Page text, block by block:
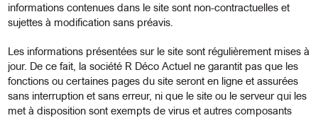
informations contenues dans le site sont non-contractuelles et
sujettes à modification sans préavis.
Les informations présentées sur le site sont régulièrement mises à
jour. De ce fait, la société R Déco Actuel ne garantit pas que les
fonctions ou certaines pages du site seront en ligne et assurées
sans interruption et sans erreur, ni que le site ou le serveur qui les
met à disposition sont exempts de virus et autres composants